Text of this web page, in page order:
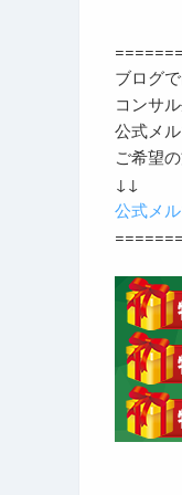
ブログ
コンサ
公式メ
ご希望
↓↓
公式メ